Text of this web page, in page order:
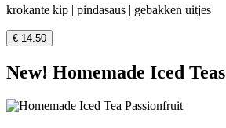
krokante kip | pindasaus | gebakken uitjes
€ 14.50
New! Homemade Iced Teas